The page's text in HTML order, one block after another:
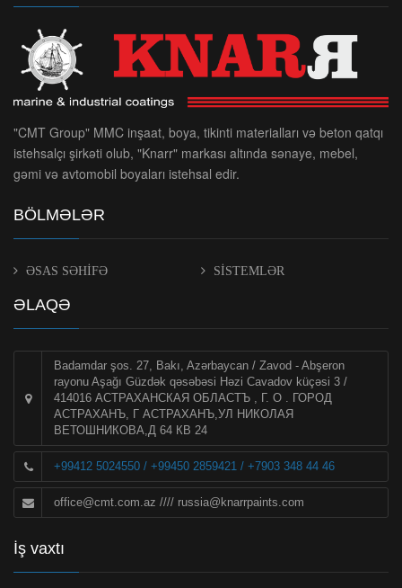
"CMT Group" MMC inşaat, boya, tikinti materialları və beton qatqı
istehsalçı şirkəti olub, "Knarr" markası altında sənaye, mebel,
gəmi və avtomobil boyaları istehsal edir.
BÖLMƏLƏR
ƏSAS SƏHİFƏ SİSTEMLƏR
ƏLAQƏ
Badamdar şos. 27, Bakı, Azərbaycan / Zavod - Abşeron
rayonu Aşağı Güzdək qəsəbəsi Həzi Cavadov küçəsi 3 /
414016 АСТРАХАНСКАЯ ОБЛАСТЪ , Г. О . ГОРОД
АСТРАХАНЪ, Г АСТРАХАНЪ,УЛ НИКОЛАЯ
ВЕТОШНИКОВА,Д 64 КВ 24
+99412 5024550 / +99450 2859421 / +7903 348 44 46
office@cmt.com.az //// russia@knarrpaints.com
İş vaxtı